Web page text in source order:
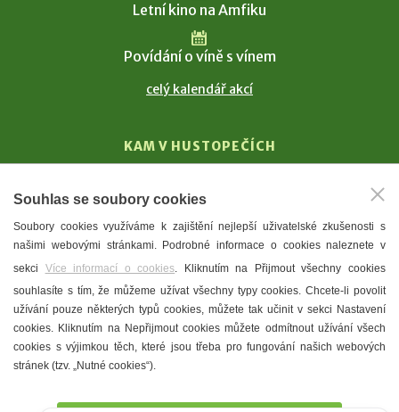
Letní kino na Amfiku
Povídání o víně s vínem
celý kalendář akcí
KAM V HUSTOPEČÍCH
T. G. Masaryk
Mandloně
Ubytování
Restaurace
Městské muzeum a galerie
Denní meníčka
Souhlas se soubory cookies
Soubory cookies využíváme k zajištění nejlepší uživatelské zkušenosti s
našimi webovými stránkami. Podrobné informace o cookies naleznete v
sekci Více informací o cookies. Kliknutím na Přijmout všechny cookies
souhlasíte s tím, že můžeme užívat všechny typy cookies. Chcete-li povolit
užívání pouze některých typů cookies, můžete tak učinit v sekci Nastavení
cookies. Kliknutím na Nepřijmout cookies můžete odmítnout užívání všech
cookies s výjimkou těch, které jsou třeba pro fungování našich webových
stránek (tzv. „Nutné cookies“).